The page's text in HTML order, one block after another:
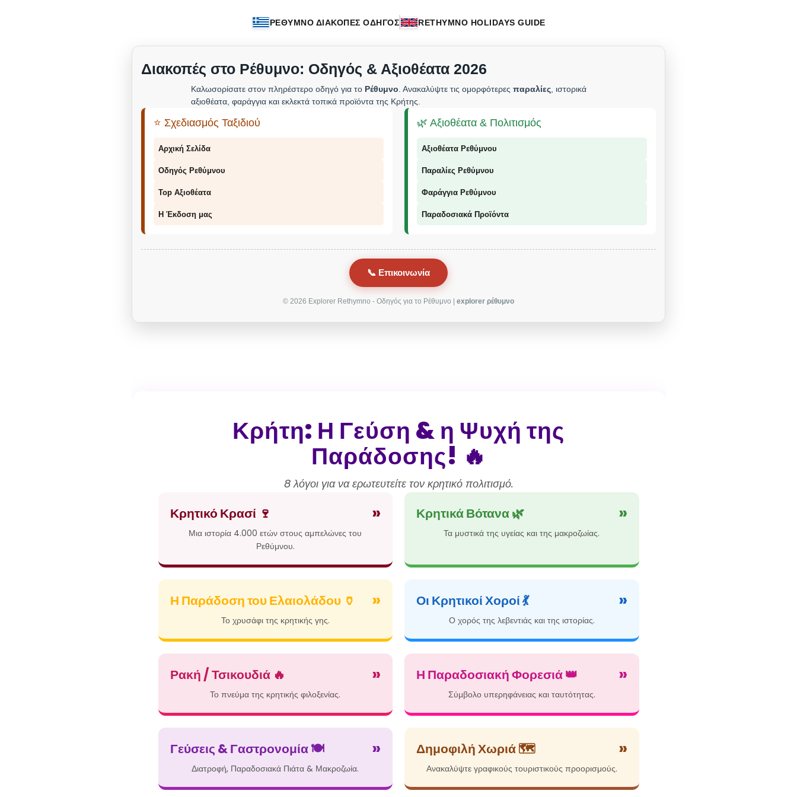
ΡΕΘΥΜΝΟ ΔΙΑΚΟΠΕΣ ΟΔΗΓΟΣ RETHYMNO HOLIDAYS GUIDE
Διακοπές στο Ρέθυμνο: Οδηγός & Αξιοθέατα 2026
Καλωσορίσατε στον πληρέστερο οδηγό για το Ρέθυμνο . Ανακαλύψτε τις ομορφότερες παραλίες , ιστορικά
αξιοθέατα, φαράγγια και εκλεκτά τοπικά προϊόντα της Κρήτης.
⭐ Σχεδιασμός Ταξιδιού
Αρχική Σελίδα
Οδηγός Ρεθύμνου
Top Αξιοθέατα
Η Έκδοση μας
🌿 Αξιοθέατα & Πολιτισμός
Αξιοθέατα Ρεθύμνου
Παραλίες Ρεθύμνου
Φαράγγια Ρεθύμνου
Παραδοσιακά Προϊόντα
📞 Επικοινωνία
© 2026 Explorer Rethymno - Οδηγός για το Ρέθυμνο | explorer ρέθυμνο
Κρήτη: Η Γεύση & η Ψυχή της
Παράδοσης! 🔥
8 λόγοι για να ερωτευτείτε τον κρητικό πολιτισμό.
Κρητικό Κρασί 🍷 »
Μια ιστορία 4.000 ετών στους αμπελώνες του
Ρεθύμνου.
Κρητικά Βότανα 🌿 »
Τα μυστικά της υγείας και της μακροζωίας.
Η Παράδοση του Ελαιολάδου 🏺 »
Το χρυσάφι της κρητικής γης.
Οι Κρητικοί Χοροί 💃 »
Ο χορός της λεβεντιάς και της ιστορίας.
Ρακή / Τσικουδιά 🔥 »
Το πνεύμα της κρητικής φιλοξενίας.
Η Παραδοσιακή Φορεσιά 👑 »
Σύμβολο υπερηφάνειας και ταυτότητας.
Γεύσεις & Γαστρονομία 🍽️ »
Διατροφή, Παραδοσιακά Πιάτα & Μακροζωία.
Δημοφιλή Χωριά 🗺️ »
Ανακαλύψτε γραφικούς τουριστικούς προορισμούς.